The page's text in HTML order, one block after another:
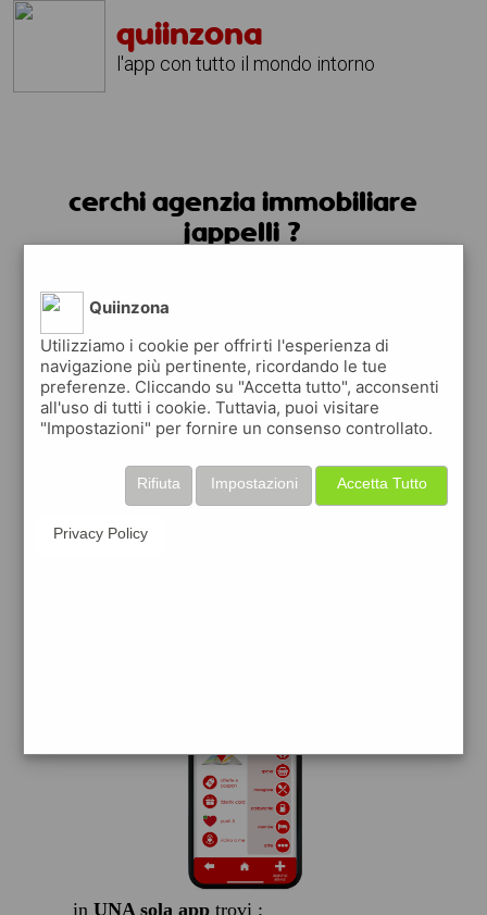
quiinzona
l'app con tutto il mondo intorno
cerchi agenzia immobiliare
jappelli ?
in UNA sola apptrovi :
Quiinzona
Utilizziamo i cookie per offrirti l'esperienza di
navigazione più pertinente, ricordando le tue
preferenze. Cliccando su "Accetta tutto", acconsenti
all'uso di tutti i cookie. Tuttavia, puoi visitare
"Impostazioni" per fornire un consenso controllato.
Accetta Tutto
Impostazioni
Rifiuta
Privacy Policy